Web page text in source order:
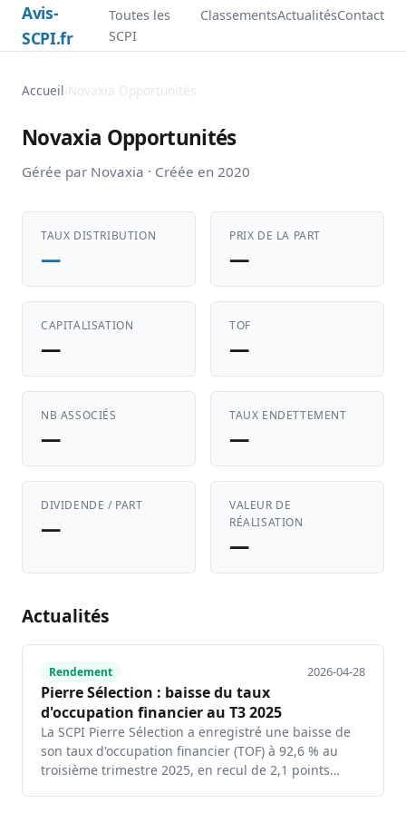
Avis-
SCPI.fr
Toutes les
SCPI
ClassementsActualitésContact
Accueil› Novaxia Opportunités
Novaxia Opportunités
Gérée par Novaxia · Créée en 2020
TAUX DISTRIBUTION
—
PRIX DE LA PART
—
CAPITALISATION
—
TOF
—
NB ASSOCIÉS
—
TAUX ENDETTEMENT
—
DIVIDENDE / PART
—
VALEUR DE
RÉALISATION
—
Actualités
Rendement 2026-04-28
Pierre Sélection : baisse du taux
d'occupation financier au T3 2025
La SCPI Pierre Sélection a enregistré une baisse de
son taux d'occupation financier (TOF) à 92,6 % au
troisième trimestre 2025, en recul de 2,1 points…